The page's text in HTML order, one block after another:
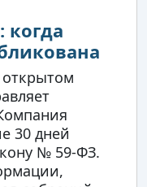
когда
30 дней
№ 59-ФЗ.